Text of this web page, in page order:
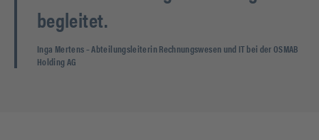
begleitet.
Inga Mertens– Abteilungsleiterin Rechnungswesen und IT bei der OSMAB
Holding AG